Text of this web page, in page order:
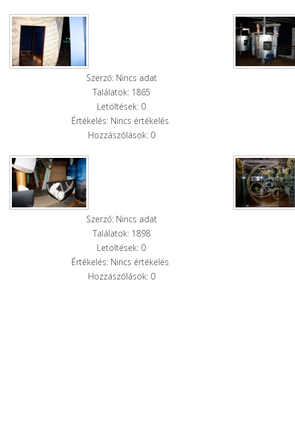
Szerző: Nincs adat
Találatok: 1865
Letöltések: 0
Értékelés: Nincs értékelés
Hozzászólások: 0
Szerző: Nincs adat
Találatok: 1898
Letöltések: 0
Értékelés: Nincs értékelés
Hozzászólások: 0